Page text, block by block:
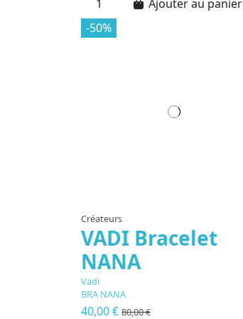
Ajouter au panier
-50%
Créateurs
VADI Bracelet
NANA
Vadi
BRA NANA
40,00 € 80,00 €